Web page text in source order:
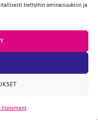
tiettyihin ominaisuuksiin ja
Statement